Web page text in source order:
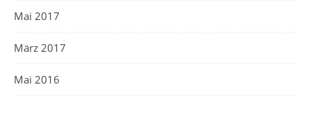
Mai 2017
März 2017
Mai 2016